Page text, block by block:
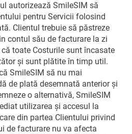
autorizează SmileSIM să
pentru Servicii folosind
Clientul trebuie să păstreze
contul său de facturare la zi
toate Costurile sunt încasate
și sunt plătite în timp util.
SmileSIM să nu mai
de plată desemnată anterior și
o alternativă, SmileSIM
utilizarea și accesul la
din partea Clientului privind
de facturare nu va afecta